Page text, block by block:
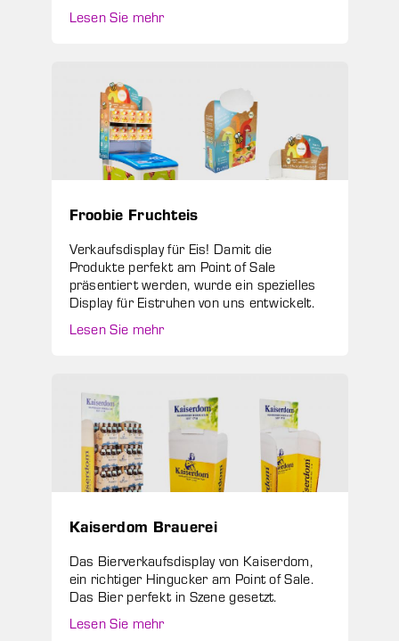
Lesen Sie mehr
Froobie Fruchteis
Verkaufsdisplay für Eis! Damit die
Produkte perfekt am Point of Sale
präsentiert werden, wurde ein spezielles
Display für Eistruhen von uns entwickelt.
Lesen Sie mehr
Kaiserdom Brauerei
Das Bierverkaufsdisplay von Kaiserdom,
ein richtiger Hingucker am Point of Sale.
Das Bier perfekt in Szene gesetzt.
Lesen Sie mehr